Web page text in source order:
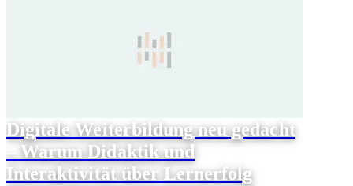
Digitale Weiterbildung neu gedacht
– Warum Didaktik und
Interaktivität über Lernerfolg